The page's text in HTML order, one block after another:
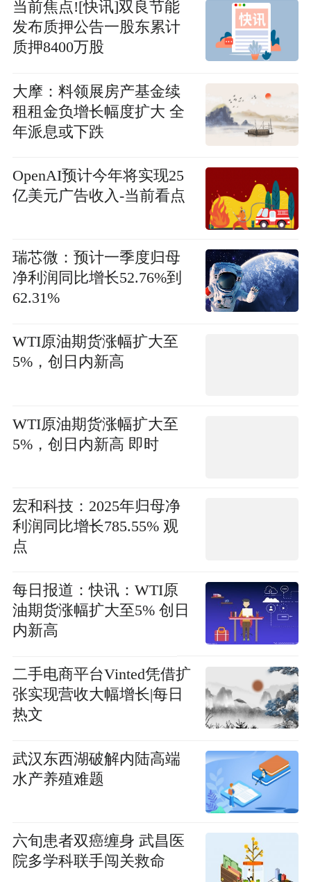
当前焦点![快讯]双良节能
发布质押公告一股东累计
质押8400万股
大摩：料领展房产基金续
租租金负增长幅度扩大 全
年派息或下跌
OpenAI预计今年将实现25
亿美元广告收入-当前看点
瑞芯微：预计一季度归母
净利润同比增长52.76%到
62.31%
WTI原油期货涨幅扩大至
5%，创日内新高
WTI原油期货涨幅扩大至
5%，创日内新高 即时
宏和科技：2025年归母净
利润同比增长785.55% 观
点
每日报道：快讯：WTI原
油期货涨幅扩大至5% 创日
内新高
二手电商平台Vinted凭借扩
张实现营收大幅增长|每日
热文
武汉东西湖破解内陆高端
水产养殖难题
六旬患者双癌缠身 武昌医
院多学科联手闯关救命